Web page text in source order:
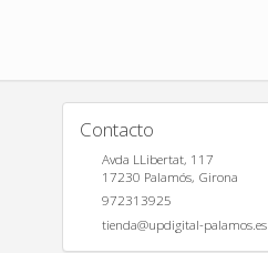
Contacto
Avda LLibertat, 117
17230 Palamós, Girona
972313925
tienda@updigital-palamos.es